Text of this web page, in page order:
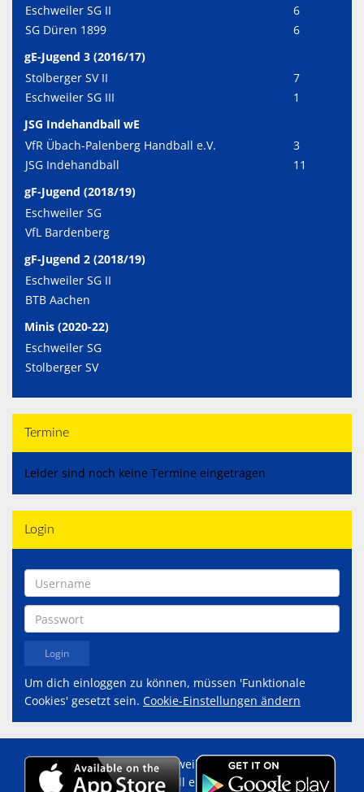
Eschweiler SG II
6
SG Düren 1899
6
gE-Jugend 3 (2016/17)
Stolberger SV II
7
Eschweiler SG III
1
JSG Indehandball wE
VfR Übach-Palenberg Handball e.V.
3
JSG Indehandball
11
gF-Jugend (2018/19)
Eschweiler SG
VfL Bardenberg
gF-Jugend 2 (2018/19)
Eschweiler SG II
BTB Aachen
Minis (2020-22)
Eschweiler SG
Stolberger SV
Termine
Leider sind noch keine Termine eingetragen
Login
Um dich einloggen zu können, müssen 'Funktionale
Cookies' gesetzt sein. Cookie-Einstellungen ändern
Copyright 2014 - 2026 Eschweiler
Sportgemeinschaft Handball e.V.